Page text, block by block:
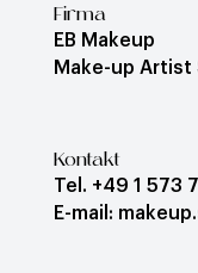
Firma
EB Makeup
Make-up
Kontakt
Tel. +49 1 573
E-mail: